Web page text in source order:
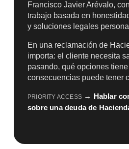
Francisco Javier Arévalo,
trabajo basada en
y soluciones legales
En una reclamación de
importa: el cliente necesita
pasando, qué opciones
consecuencias puede tener
PRIORITY ACCESS → Hablar
sobre una deuda de